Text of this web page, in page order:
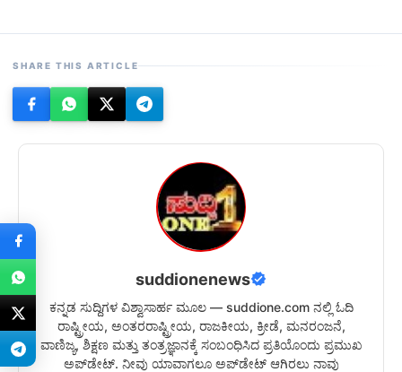
SHARE THIS ARTICLE
suddionenews
ಕನ್ನಡ ಸುದ್ದಿಗಳ ವಿಶ್ವಾಸಾರ್ಹ ಮೂಲ — suddione.com ನಲ್ಲಿ ಓದಿ
ರಾಷ್ಟ್ರೀಯ, ಅಂತರರಾಷ್ಟ್ರೀಯ, ರಾಜಕೀಯ, ಕ್ರೀಡೆ, ಮನರಂಜನೆ,
ವಾಣಿಜ್ಯ, ಶಿಕ್ಷಣ ಮತ್ತು ತಂತ್ರಜ್ಞಾನಕ್ಕೆ ಸಂಬಂಧಿಸಿದ ಪ್ರತಿಯೊಂದು ಪ್ರಮುಖ
ಅಪ್‌ಡೇಟ್. ನೀವು ಯಾವಾಗಲೂ ಅಪ್‌ಡೇಟ್ ಆಗಿರಲು ನಾವು